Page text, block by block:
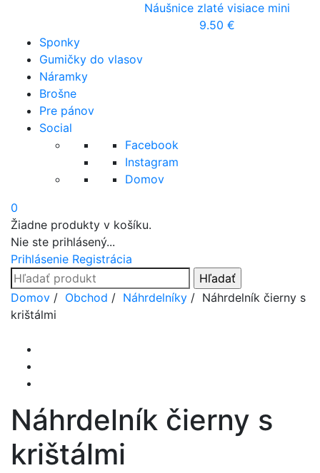
Náušnice zlaté visiace mini
9.50 €
Sponky
Gumičky do vlasov
Náramky
Brošne
Pre pánov
Social
Facebook
Instagram
Domov
0
Žiadne produkty v košíku.
Nie ste prihlásený...
Prihlásenie Registrácia
Search
for:
Prejsť
na
Domov / Obchod / Náhrdelníky / Náhrdelník čierny s
krištálmi
Náhrdelník čierny s
krištálmi